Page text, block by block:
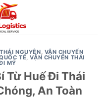
NGUYÊN, VẬN CHUYỂN
TẾ,VẬN CHUYỂN THÁI
MỸ
Từ Huế Đi Thái
An Toàn